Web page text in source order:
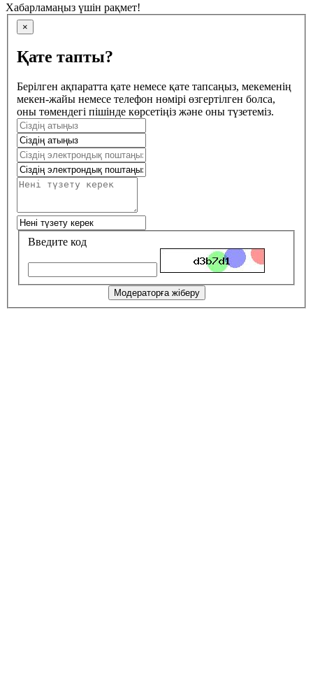
Хабарламаңыз үшін рақмет!
×
Қате тапты?
Берілген ақпаратта қате немесе қате тапсаңыз, мекеменің
мекен-жайы немесе телефон нөмірі өзгертілген болса,
оны төмендегі пішінде көрсетіңіз және оны түзетеміз.
Введите код
Модераторға жіберу